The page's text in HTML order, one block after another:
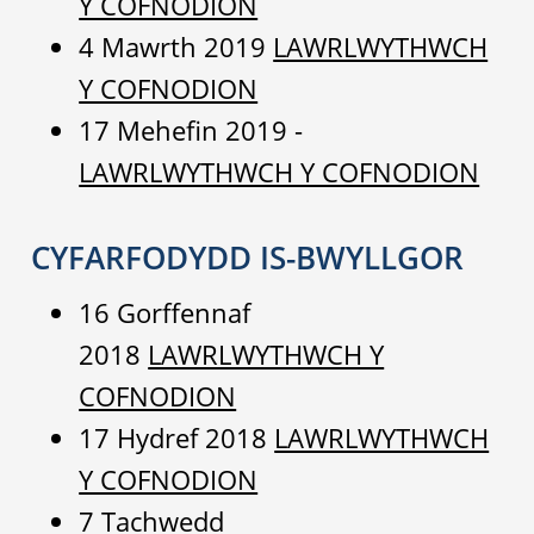
4 Mawrth 2019 LAWRLWYTHWCH
Y COFNODION
17 Mehefin 2019 -
LAWRLWYTHWCH Y COFNODION
CYFARFODYDD IS-BWYLLGOR
16 Gorffennaf
2018 LAWRLWYTHWCH Y
COFNODION
17 Hydref 2018 LAWRLWYTHWCH
Y COFNODION
7 Tachwedd